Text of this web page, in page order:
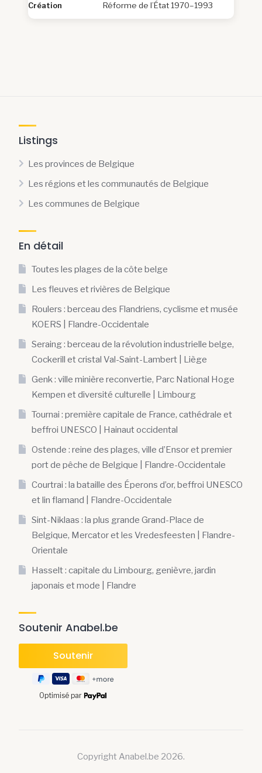
Création Réforme de l’État 1970–1993
Listings
Les provinces de Belgique
Les régions et les communautés de Belgique
Les communes de Belgique
En détail
Toutes les plages de la côte belge
Les fleuves et rivières de Belgique
Roulers : berceau des Flandriens, cyclisme et musée
KOERS | Flandre-Occidentale
Seraing : berceau de la révolution industrielle belge,
Cockerill et cristal Val-Saint-Lambert | Liège
Genk : ville minière reconvertie, Parc National Hoge
Kempen et diversité culturelle | Limbourg
Tournai : première capitale de France, cathédrale et
beffroi UNESCO | Hainaut occidental
Ostende : reine des plages, ville d’Ensor et premier
port de pêche de Belgique | Flandre-Occidentale
Courtrai : la bataille des Éperons d’or, beffroi UNESCO
et lin flamand | Flandre-Occidentale
Sint-Niklaas : la plus grande Grand-Place de
Belgique, Mercator et les Vredesfeesten | Flandre-
Orientale
Hasselt : capitale du Limbourg, genièvre, jardin
japonais et mode | Flandre
Soutenir Anabel.be
Optimisé par
Copyright Anabel.be 2026.